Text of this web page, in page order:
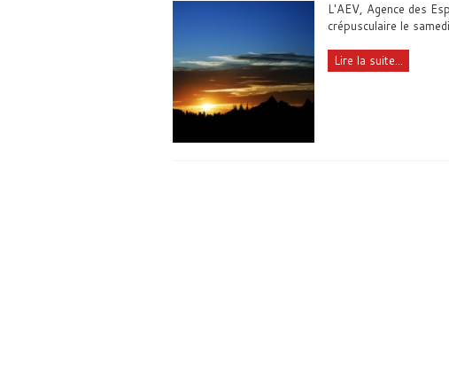
L'AEV, Agence des
crépusculaire le
Lire la suite...